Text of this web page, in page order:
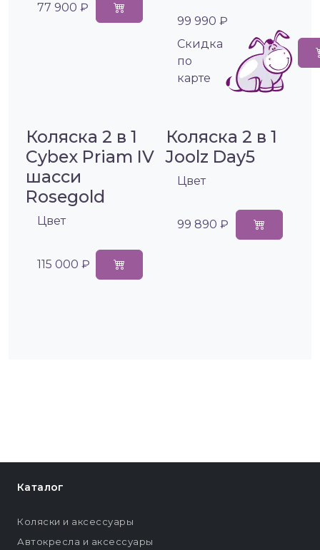
77 900 ₽
99 990 ₽
Cкидка
по
карте
Коляска 2 в 1
Cybex Priam IV
шасси
Rosegold
Цвет
115 000 ₽
Коляска 2 в 1
Joolz Day5
Цвет
99 890 ₽
Каталог
Коляски и аксессуары
Автокресла и аксессуары